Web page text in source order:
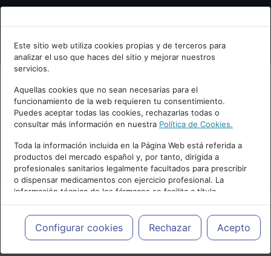
Bienvenid@ a psiquiatria.com
Escribe tu Email
Accede o regístrate con tu email.
Cancelar
Este sitio web utiliza cookies propias y de terceros para
analizar el uso que haces del sitio y mejorar nuestros
servicios.
Aquellas cookies que no sean necesarias para el
funcionamiento de la web requieren tu consentimiento.
Puedes aceptar todas las cookies, rechazarlas todas o
consultar más información en nuestra Política de Cookies.
Toda la información incluida en la Página Web está referida a
productos del mercado español y, por tanto, dirigida a
profesionales sanitarios legalmente facultados para prescribir
o dispensar medicamentos con ejercicio profesional. La
información técnica de los fármacos se facilita a título
meramente informativo, siendo responsabilidad de los
profesionales facultados prescribir medicamentos y decidir, en
cada caso concreto, el tratamiento más adecuado a las
necesidades del paciente.
Configurar cookies Rechazar Acepto